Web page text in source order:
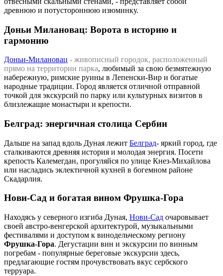
древнюю и потустороннюю изюминку.
Доньи Милановац: Ворота в историю и
гармонию
Доньи-Милановац - живописный городок, расположенный
прямо на территории парка, любимый за свою безмятежную
набережную, римские руины в Лепенски-Вир и богатые
народные традиции. Город является отличной отправной
точкой для экскурсий по парку или культурных визитов в
близлежащие монастыри и крепости.
Белград: энергичная столица Сербии
Дальше на запад вдоль Дуная лежит Белград- яркий город, где
сталкиваются древняя история и молодая энергия. Посети
крепость Калемегдан, прогуляйся по улице Кнез-Михайлова
или насладись эклектичной кухней в богемном районе
Скадарлия.
Нови-Сад и богатая вином Фрушка-Гора
Находясь у северного изгиба Дуная, Нови-Сад очаровывает
своей австро-венгерской архитектурой, музыкальными
фестивалями и доступом к винодельческому региону
Фрушка-Гора. Дегустации вин и экскурсии по винным
погребам - популярные береговые экскурсии здесь,
предлагающие гостям прочувствовать вкус сербского
терруара.